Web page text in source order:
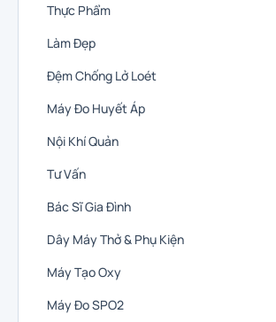
Thực Phẩm
Làm Đẹp
Đệm Chống Lở Loét
Máy Đo Huyết Áp
Nội Khí Quản
Tư Vấn
Bác Sĩ Gia Đình
Dây Máy Thở & Phụ Kiện
Máy Tạo Oxy
Máy Đo SPO2